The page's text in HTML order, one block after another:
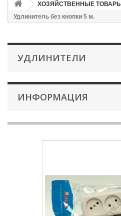
ХОЗЯЙСТВЕННЫЕ ТОВАРЫ
Удлинитель без кнопки 5 м.
УДЛИНИТЕЛИ
ИНФОРМАЦИЯ